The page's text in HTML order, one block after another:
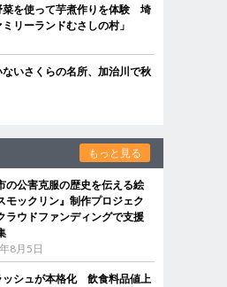
菜を使って芋煮作りを体験 埼
リーランドむさしの村」
いさくらの名所、加治川で秋
もっと見る
の公害克服の歴史を伝える絵
モックリン』制作プロジェク
ラウドファンディングで支援
8月5日
ッシュが本格化 飲食料品値上